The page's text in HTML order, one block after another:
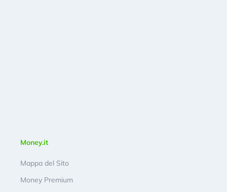
Money.it
Mappa del Sito
Money Premium